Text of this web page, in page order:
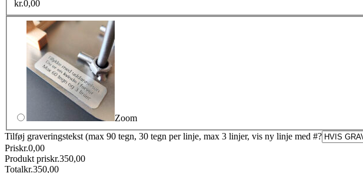
kr.0,00
Zoom
Tilføj graveringstekst (max 90 tegn, 30 tegn per linje, max 3 linjer, vis ny linje med #?
Priskr.0,00
Produkt priskr.350,00
Totalkr.350,00